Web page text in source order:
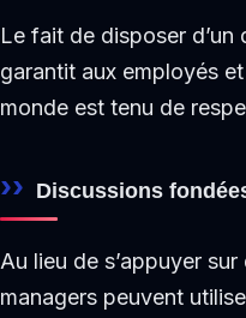
Le fait de disposer
garantit aux employés
monde est tenu de
Discussions
Au lieu de s’appuyer
managers peuvent